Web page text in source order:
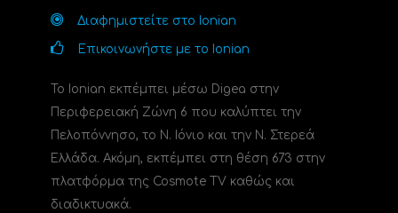
Διαφημιστείτε στο Ionian
Επικοινωνήστε με το Ionian
Το Ionian εκπέμπει μέσω Digea στην
Περιφερειακή Ζώνη 6 που καλύπτει την
Πελοπόννησο, το N. Ιόνιο και την Ν. Στερεά
Ελλάδα. Ακόμη, εκπέμπει στη θέση 673 στην
πλατφόρμα της Cosmote TV καθώς και
διαδικτυακά.